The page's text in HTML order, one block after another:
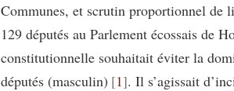
Communes, et scrutin proportionnel de
129 députés au Parlement écossais de
constitutionnelle souhaitait éviter la
députés (masculin) 1 . Il s’agissait